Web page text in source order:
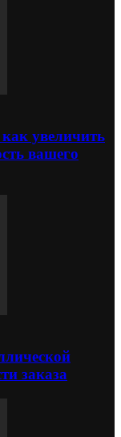
увеличить
вашего
заказа